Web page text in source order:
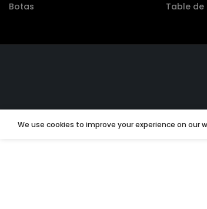
Botas
Table de
We use cookies to improve your experience on our